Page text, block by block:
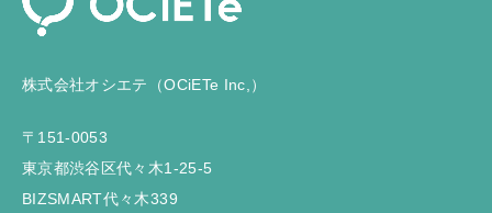
株式会社オシエテ（OCiETe Inc,）
〒151-0053
東京都渋谷区代々木1-25-5
BIZSMART代々木339